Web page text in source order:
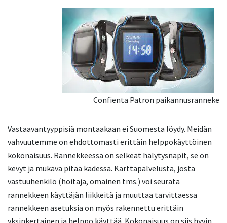
Confienta Patron paikannusranneke
Vastaavantyyppisiä montaakaan ei Suomesta löydy. Meidän
vahvuutemme on ehdottomasti erittäin helppokäyttöinen
kokonaisuus. Rannekkeessa on selkeät hälytysnapit, se on
kevyt ja mukava pitää kädessä. Karttapalvelusta, josta
vastuuhenkilö (hoitaja, omainen tms.) voi seurata
rannekkeen käyttäjän liikkeitä ja muuttaa tarvittaessa
rannekkeen asetuksia on myös rakennettu erittäin
yksinkertainen ja helppo käyttää. Kokonaisuus on siis hyvin